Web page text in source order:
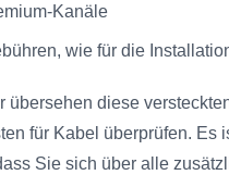
Kanäle
wie für die
übersehen diese
für Kabel überprüfen. Es
Sie sich über alle